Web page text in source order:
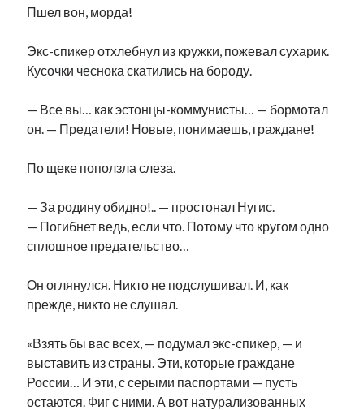
Пшел вон, морда!
Экс-спикер отхлебнул из кружки, пожевал сухарик.
Кусочки чеснока скатились на бороду.
— Все вы… как эстонцы-коммунисты… — бормотал
он. — Предатели! Новые, понимаешь, граждане!
По щеке поползла слеза.
— За родину обидно!.. — простонал Нугис.
— Погибнет ведь, если что. Потому что кругом одно
сплошное предательство…
Он оглянулся. Никто не подслушивал. И, как
прежде, никто не слушал.
«Взять бы вас всех, — подумал экс-спикер, — и
выставить из страны. Эти, которые граждане
России… И эти, с серыми паспортами — пусть
остаются. Фиг с ними. А вот натурализованных